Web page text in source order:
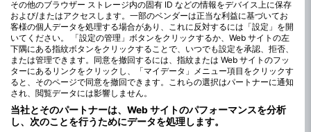
その他のブラウザー ストレージ内の固有 ID などの情報をデバイス上に保存
および/またはアクセスします。一部のベンダーは正当な利益に基づいてお
客様の個人データを処理する場合があり、これに反対するには「設定」を開
いてください。 「設定の管理」ボタンをクリックするか、Web サイトの左
下隅にある指紋ボタンをクリックすることで、いつでも設定を承認、拒否、
または管理できます。同意を撤回するには、指紋または Web サイトのフッ
ターにあるリンクをクリックし、「マイデータ」メニュー項目をクリックす
ると、そのページで同意を撤回できます。これらの選択はパートナーに通知
され、閲覧データには影響しません。
当社とそのパートナーは、Web サイトのパフォーマンスを分析
し、次のことを行うためにデータを処理します。